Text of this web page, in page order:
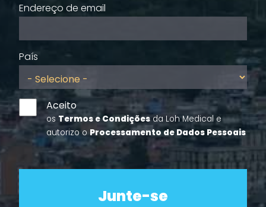
Endereço de email
País
Aceito
os Termos e Condições da Loh Medical e
autorizo oProcessamento de Dados Pessoais